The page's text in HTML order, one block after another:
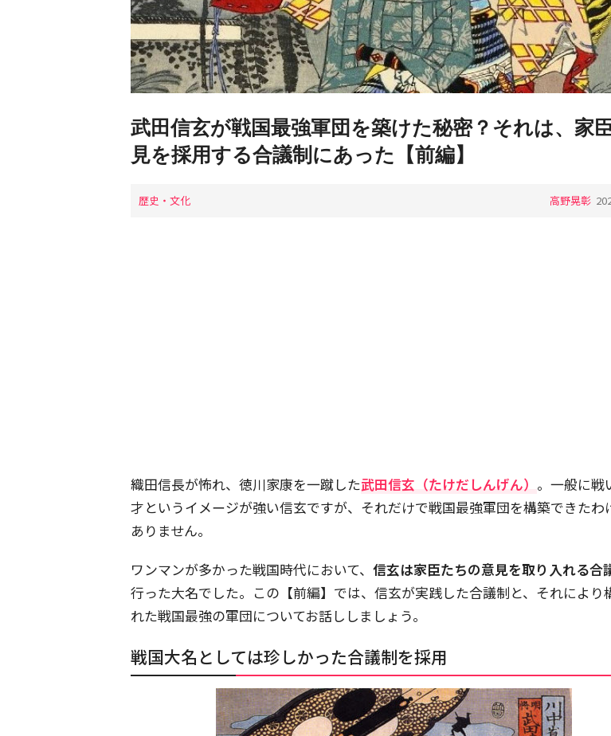
武田信玄が戦国最強軍団を築けた秘密？それは、家
見を採用する合議制にあった【前編】
歴史・文化 高野晃彰
織田信長が怖れ、徳川家康を一蹴した武田信玄（たけだしんげん） 。一般に戦
才というイメージが強い信玄ですが、それだけで戦国最強軍団を構築できたわ
ありません。
ワンマンが多かった戦国時代において、 信玄は家臣たちの意見を取り入れる合
行った大名でした。この【前編】では、信玄が実践した合議制と、それにより
れた戦国最強の軍団についてお話ししましょう。
戦国大名としては珍しかった合議制を採用